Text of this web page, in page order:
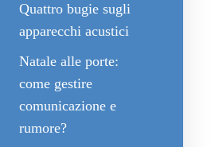
Quattro bugie sugli
apparecchi acustici
Natale alle porte:
come gestire
comunicazione e
rumore?